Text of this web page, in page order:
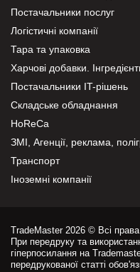
Постачальники послуг
Логістичні компанії
Тара та упаковка
Харчові добавки.
Постачальники IT-рішень
Складське обладнання
HoReCa
ЗМІ, Агенції, реклама,
Транспорт
Іноземні компанії
TradeMaster 2026 © Всі права
При передруку та
гіперпосилання на
передрукованої статті